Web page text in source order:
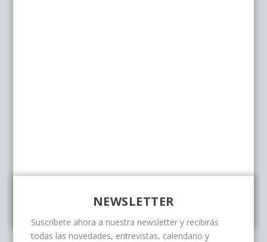
NEWSLETTER
Suscríbete ahora a nuestra newsletter y recibirás
todas las novedades, entrevistas, calendario y